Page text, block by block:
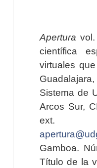
Apertura
científica
virtuales
Sistema de
Arcos Sur,
ext.
Gamboa.
Título de la